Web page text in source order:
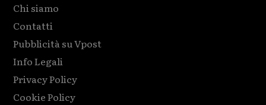
Chi siamo
Contatti
Pubblicità su Vpost
Info Legali
Privacy Policy
Cookie Policy